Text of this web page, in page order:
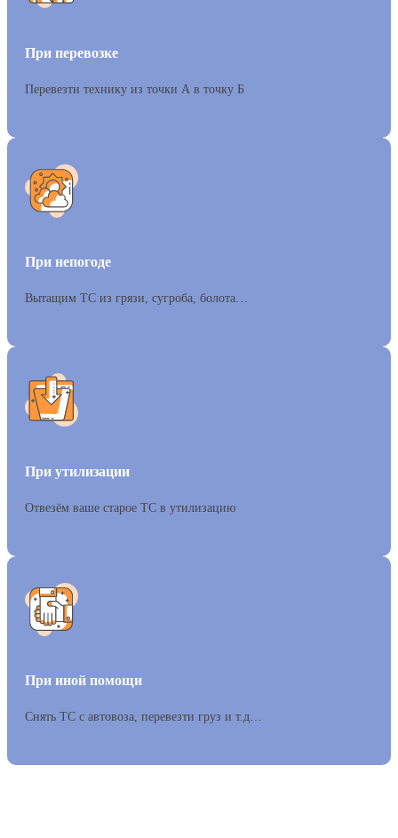
При перевозке
Перевезти технику из точки А в точку Б
При непогоде
Вытащим ТС из грязи, сугроба, болота…
При утилизации
Отвезём ваше старое ТС в утилизацию
При иной помощи
Снять ТС с автовоза, перевезти груз и т.д…